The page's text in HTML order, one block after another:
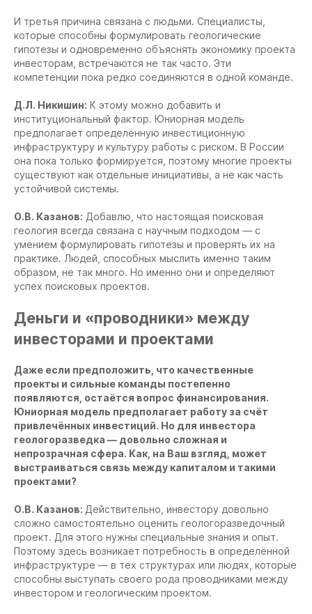
И третья причина связана с людьми. Специалисты,
которые способны формулировать геологические
гипотезы и одновременно объяснять экономику проекта
инвесторам, встречаются не так часто. Эти
компетенции пока редко соединяются в одной команде.
Д.Л. Никишин: К этому можно добавить и
институциональный фактор. Юниорная модель
предполагает определённую инвестиционную
инфраструктуру и культуру работы с риском. В России
она пока только формируется, поэтому многие проекты
существуют как отдельные инициативы, а не как часть
устойчивой системы.
О.В. Казанов: Добавлю, что настоящая поисковая
геология всегда связана с научным подходом — с
умением формулировать гипотезы и проверять их на
практике. Людей, способных мыслить именно таким
образом, не так много. Но именно они и определяют
успех поисковых проектов.
Деньги и «проводники» между
инвесторами и проектами
Даже если предположить, что качественные
проекты и сильные команды постепенно
появляются, остаётся вопрос финансирования.
Юниорная модель предполагает работу за счёт
привлечённых инвестиций. Но для инвестора
геологоразведка — довольно сложная и
непрозрачная сфера. Как, на Ваш взгляд, может
выстраиваться связь между капиталом и такими
проектами?
О.В. Казанов: Действительно, инвестору довольно
сложно самостоятельно оценить геологоразведочный
проект. Для этого нужны специальные знания и опыт.
Поэтому здесь возникает потребность в определённой
инфраструктуре — в тех структурах или людях, которые
способны выступать своего рода проводниками между
инвестором и геологическим проектом.